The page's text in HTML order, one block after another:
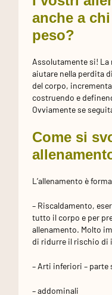
anche a
peso?
Assolutamente si!
aiutare nella perdita
del corpo,
costruendo e
Ovviamente se
Come si
L’allenamento è
– Riscaldamento,
tutto il corpo e per
allenamento. Molto
di ridurre il rischio di
– Arti inferiori – parte
– addominali